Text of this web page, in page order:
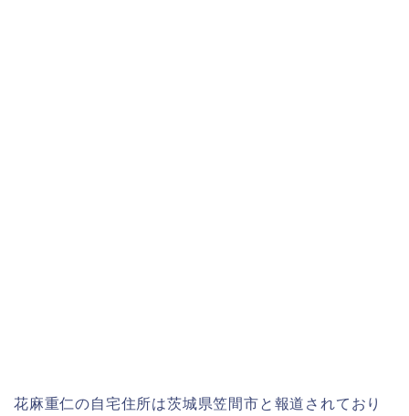
花麻重仁の自宅住所は茨城県笠間市と報道されており